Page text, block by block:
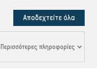
Αποδεχτείτε όλα
Περισσότερες πληροφορίες